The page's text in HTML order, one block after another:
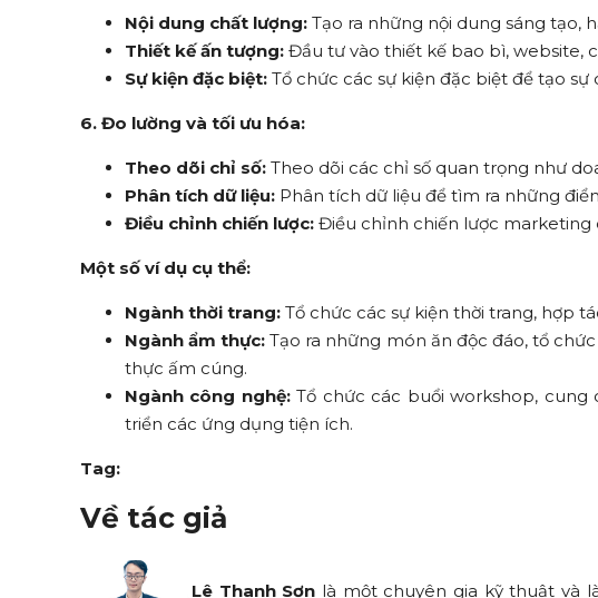
Nội dung chất lượng: Tạo ra những nội dung sáng tạo,
Thiết kế ấn tượng: Đầu tư vào thiết kế bao bì, website,
Sự kiện đặc biệt: Tổ chức các sự kiện đặc biệt để tạo
6. Đo lường và tối ưu hóa:
Theo dõi chỉ số: Theo dõi các chỉ số quan trọng như
Phân tích dữ liệu: Phân tích dữ liệu để tìm ra những
Điều chỉnh chiến lược: Điều chỉnh chiến lược
Một số ví dụ cụ thể:
Ngành thời trang: Tổ chức các sự kiện thời trang, hợp
Ngành ẩm thực: Tạo ra những món ăn độc đáo, tổ
thực ấm cúng.
Ngành công nghệ:Tổ chức các buổi workshop, cung
triển các ứng dụng tiện ích.
Tag:
Về tác giả
Lê Thanh Sơn là một chuyên gia kỹ thuật và